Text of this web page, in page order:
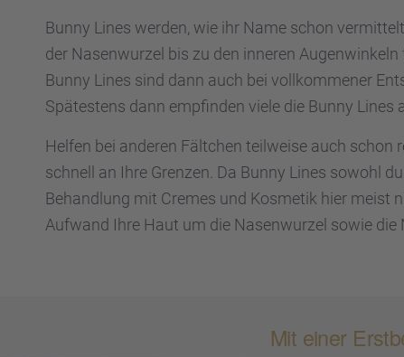
Bunny Lines werden, wie ihr Name schon
der Nasen­wur­zel bis zu den inneren
Bunny Lines sind dann auch bei vollkom­me­ner
Spätes­tens dann empfin­den viele die Bunny Lines
Helfen bei anderen Fältchen teilweise auch
schnell an Ihre Grenzen. Da Bunny Lines sowohl
Behand­lung mit Cremes und Kosme­tik hier meist
Aufwand Ihre Haut um die Nasen­wur­zel sowie
Mit einer